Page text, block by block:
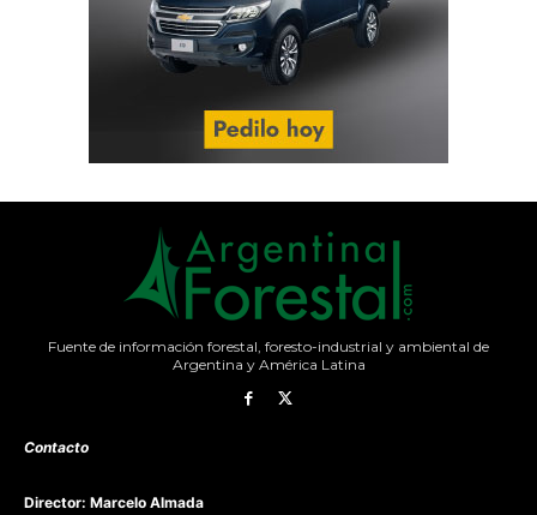
Fuente de información forestal, foresto-industrial y ambiental de
Argentina y América Latina
Contacto
Director: Marcelo Almada